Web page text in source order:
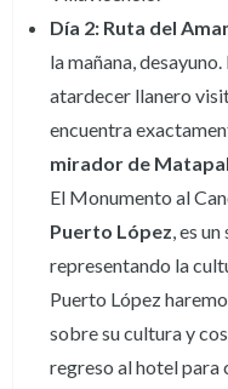
Día 2: Ruta del
la mañana,
atardecer llanero
encuentra
mirador de
El Monumento al
Puerto López, es
representando la
Puerto López
sobre su cultura y
regreso al hotel para